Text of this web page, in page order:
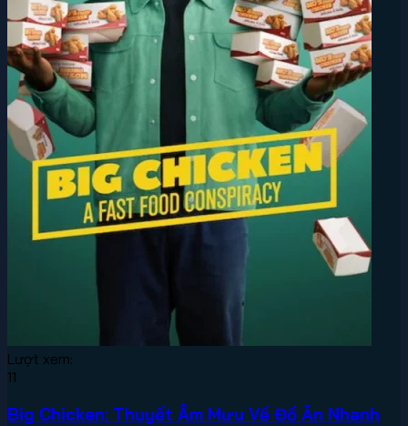
Lượt xem:
11
Big Chicken: Thuyết Âm Mưu Về Đồ Ăn Nhanh